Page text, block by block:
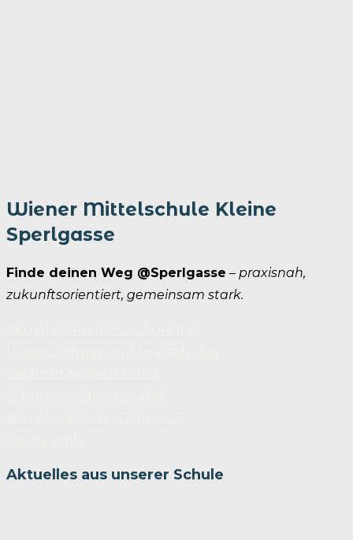
Wiener Mittelschule Kleine
Sperlgasse
Finde deinen Weg @Sperlgasse – praxisnah,
zukunftsorientiert, gemeinsam stark.
Aktuelles aus unserer Schule